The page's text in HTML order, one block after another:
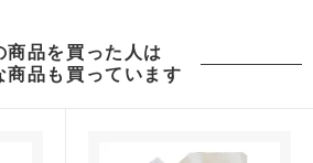
商品を買った人は
商品も買っています